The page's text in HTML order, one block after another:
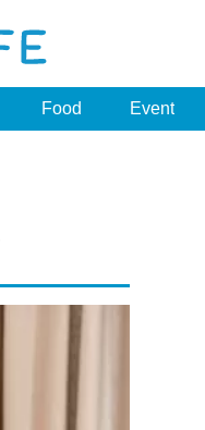
Food Event